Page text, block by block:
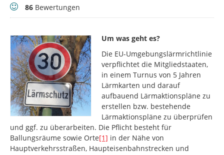
Bewertungen
86 Bewertungen
Um was geht es?
Die EU-Umgebungslärmrichtlinie
verpflichtet die Mitgliedstaaten,
in einem Turnus von 5 Jahren
Lärmkarten und darauf
aufbauend Lärmaktionspläne zu
erstellen bzw. bestehende
Lärmaktionspläne zu überprüfen
und ggf. zu überarbeiten. Die Pflicht besteht für
Ballungsräume sowie Orte[1] in der Nähe von
Hauptverkehrsstraßen, Haupteisenbahnstrecken und